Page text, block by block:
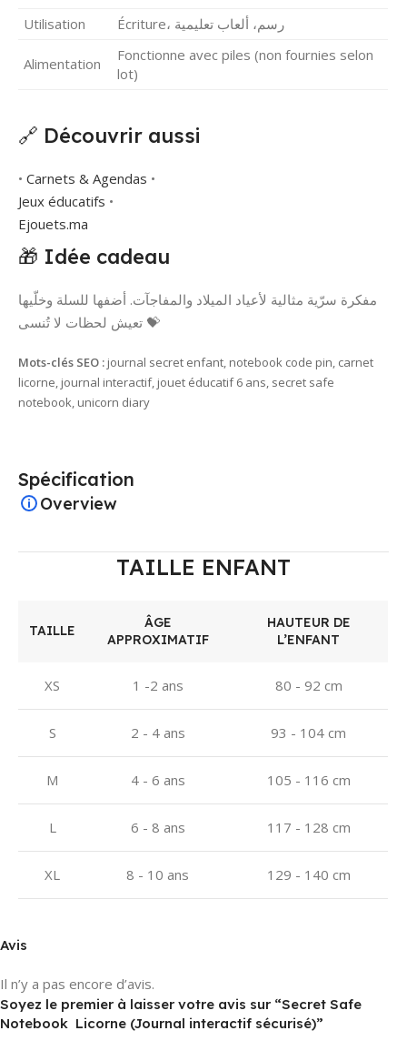
Utilisation
Écriture، رسم، ألعاب تعليمية
Alimentation
Fonctionne avec piles (non fournies selon
lot)
🔗 Découvrir aussi
• Carnets & Agendas •
Jeux éducatifs •
Ejouets.ma
🎁 Idée cadeau
مفكرة سرّية مثالية لأعياد الميلاد والمفاجآت. أضفها للسلة وخلّيها
تعيش لحظات لا تُنسى 💝
Mots-clés SEO : journal secret enfant, notebook code pin, carnet
licorne, journal interactif, jouet éducatif 6 ans, secret safe
notebook, unicorn diary
Spécification
Overview
TAILLE ENFANT
TAILLE
ÂGE
APPROXIMATIF
HAUTEUR DE
L’ENFANT
XS 1 -2 ans 80 - 92 cm
S 2 - 4 ans 93 - 104 cm
M 4 - 6 ans 105 - 116 cm
L 6 - 8 ans 117 - 128 cm
XL 8 - 10 ans 129 - 140 cm
Avis
Il n’y a pas encore d’avis.
Soyez le premier à laisser votre avis sur “Secret Safe
Notebook  Licorne (Journal interactif sécurisé)”